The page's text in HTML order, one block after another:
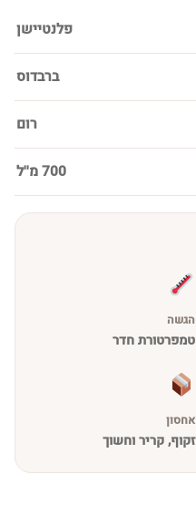
פלנטיישן
ברבדוס
רום
700 מ''ל
הגשה
טמפרטורת חדר
אחסון
זקוף, קריר וחשוך